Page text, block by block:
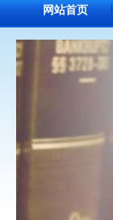
网站首页